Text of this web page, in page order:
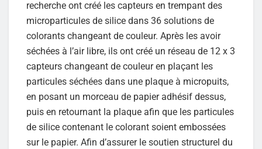
recherche ont créé les capteurs en trempant des
microparticules de silice dans 36 solutions de
colorants changeant de couleur. Après les avoir
séchées à l’air libre, ils ont créé un réseau de 12 x 3
capteurs changeant de couleur en plaçant les
particules séchées dans une plaque à micropuits,
en posant un morceau de papier adhésif dessus,
puis en retournant la plaque afin que les particules
de silice contenant le colorant soient embossées
sur le papier. Afin d’assurer le soutien structurel du